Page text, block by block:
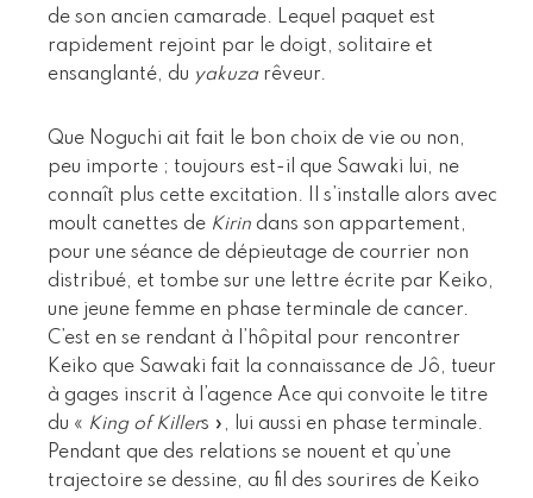
de son ancien camarade. Lequel paquet est
rapidement rejoint par le doigt, solitaire et
ensanglanté, du yakuzarêveur.
Que Noguchi ait fait le bon choix de vie ou non,
peu importe ; toujours est-il que Sawaki lui, ne
connaît plus cette excitation. Il s’installe alors avec
moult canettes de Kirin dans son appartement,
pour une séance de dépieutage de courrier non
distribué, et tombe sur une lettre écrite par Keiko,
une jeune femme en phase terminale de cancer.
C’est en se rendant à l’hôpital pour rencontrer
Keiko que Sawaki fait la connaissance de Jô, tueur
à gages inscrit à l’agence Ace qui convoite le titre
du « King of Killers », lui aussi en phase terminale.
Pendant que des relations se nouent et qu’une
trajectoire se dessine, au fil des sourires de Keiko